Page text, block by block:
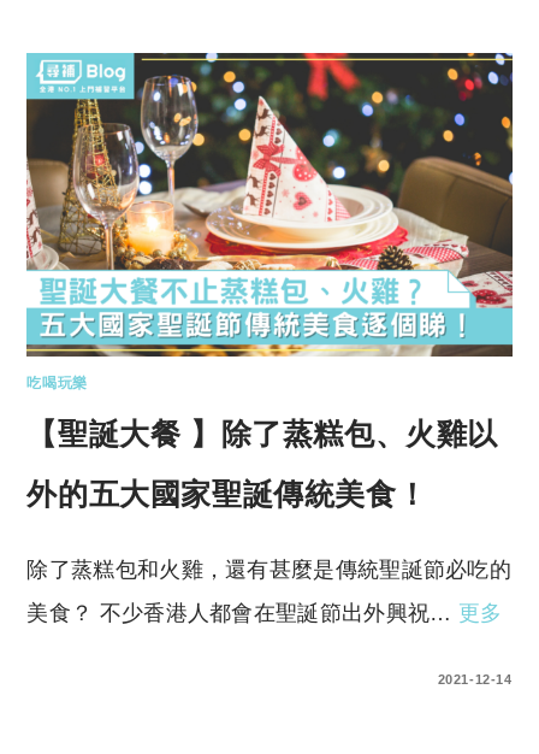
吃喝玩樂
【聖誕大餐 】除了蒸糕包、火雞以
外的五大國家聖誕傳統美食！
除了蒸糕包和火雞，還有甚麼是傳統聖誕節必吃的
美食？ 不少香港人都會在聖誕節出外興祝… 更多
2021-12-14